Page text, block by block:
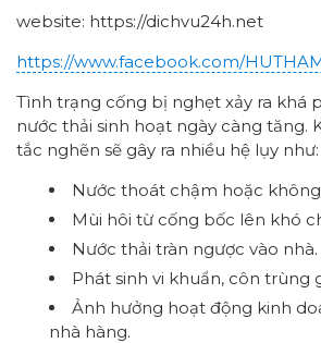
website: https://dichvu24h.net
https://www.facebook.com/
Tình trạng cống bị nghẹt xảy ra khá
nước thải sinh hoạt ngày càng tăng.
tắc nghẽn sẽ gây ra nhiều hệ lụy như:
Nước thoát chậm hoặc
Mùi hôi từ cống bốc lên khó
Nước thải tràn ngược vào nhà.
Phát sinh vi khuẩn, côn trùng
Ảnh hưởng hoạt động kinh
nhà hàng.